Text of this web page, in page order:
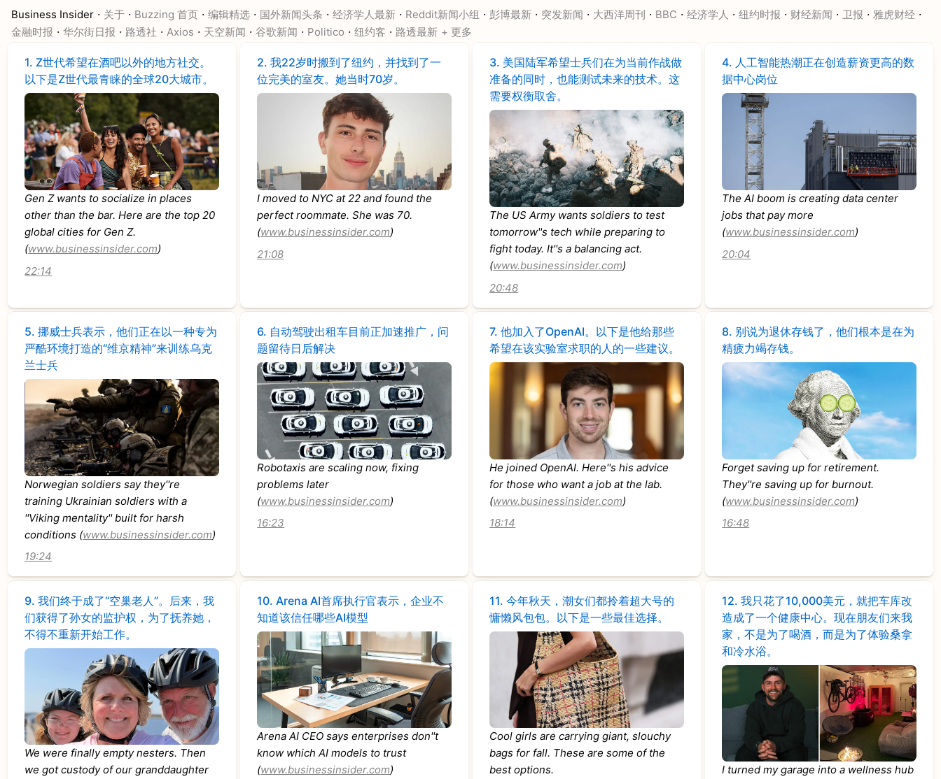
Business Insider · 关于 · Buzzing 首页 · 编辑精选 · 国外新闻头条 · 经济学人最新 · Reddit新闻小组 · 彭博最新 · 突发新闻 · 大西洋周刊 · BBC · 经济学人 · 纽约时报 · 财经新闻 · 卫报 · 雅虎财经 ·
金融时报 · 华尔街日报 · 路透社 · Axios · 天空新闻 · 谷歌新闻 · Politico · 纽约客 · 路透最新 + 更多
1. Z世代希望在酒吧以外的地方社交。
以下是Z世代最青睐的全球20大城市。
Gen Z wants to socialize in places
other than the bar. Here are the top 20
global cities for Gen Z.
(www.businessinsider.com)
22:14
2.我22岁时搬到了纽约，并找到了一
位完美的室友。她当时70岁。
I moved to NYC at 22 and found the
perfect roommate. She was 70.
(www.businessinsider.com)
21:08
3. 美国陆军希望士兵们在为当前作战做
准备的同时，也能测试未来的技术。这
需要权衡取舍。
The US Army wants soldiers to test
tomorrow''s tech while preparing to
fight today. It''s a balancing act.
(www.businessinsider.com)
20:48
4. 人工智能热潮正在创造薪资更高的数
据中心岗位
The AI boom is creating data center
jobs that pay more
(www.businessinsider.com)
20:04
5.挪威士兵表示，他们正在以一种专为
严酷环境打造的“维京精神”来训练乌克
兰士兵
Norwegian soldiers say they''re
training Ukrainian soldiers with a
''Viking mentality'' built for harsh
conditions (www.businessinsider.com)
19:24
6. 自动驾驶出租车目前正加速推广，问
题留待日后解决
Robotaxis are scaling now, fixing
problems later
(www.businessinsider.com)
16:23
7.他加入了OpenAI。以下是他给那些
希望在该实验室求职的人的一些建议。
He joined OpenAI. Here''s his advice
for those who want a job at the lab.
(www.businessinsider.com)
18:14
8. 别说为退休存钱了，他们根本是在为
精疲力竭存钱。
Forget saving up for retirement.
They''re saving up for burnout.
(www.businessinsider.com)
16:48
9.我们终于成了“空巢老人”。后来，我
们获得了孙女的监护权，为了抚养她，
不得不重新开始工作。
We were finally empty nesters. Then
we got custody of our granddaughter
10. Arena AI首席执行官表示，企业不
知道该信任哪些AI模型
Arena AI CEO says enterprises don''t
know which AI models to trust
(www.businessinsider.com)
11.今年秋天，潮女们都拎着超大号的
慵懒风包包。以下是一些最佳选择。
Cool girls are carrying giant, slouchy
bags for fall. These are some of the
best options.
12.我只花了10,000美元，就把车库改
造成了一个健康中心。现在朋友们来我
家，不是为了喝酒，而是为了体验桑拿
和冷水浴。
I turned my garage into a wellness hub